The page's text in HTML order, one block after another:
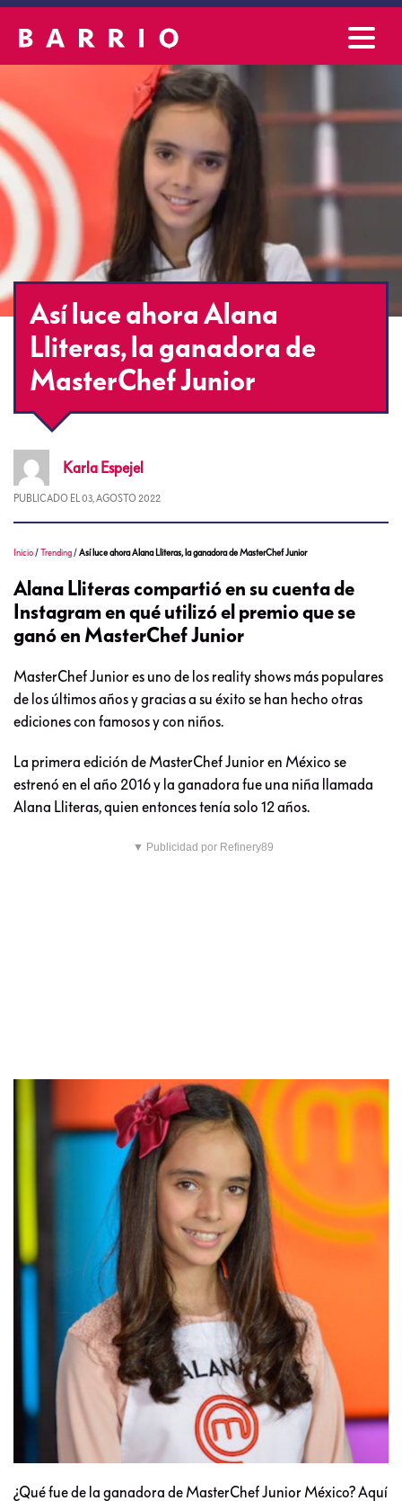
Así luce ahora Alana
Lliteras, la ganadora de
MasterChef Junior
Karla Espejel
PUBLICADO EL 03, AGOSTO 2022
Inicio /Trending /Así luce ahora Alana Lliteras, la ganadora de MasterChef Junior
Alana Lliteras compartió en su cuenta de
Instagram en qué utilizó el premio que se
ganó en MasterChef Junior
MasterChef Junior es uno de los reality shows más populares
de los últimos años y gracias a su éxito se han hecho otras
ediciones con famosos y con niños.
La primera edición de MasterChef Junior en México se
estrenó en el año 2016 y la ganadora fue una niña llamada
Alana Lliteras, quien entonces tenía solo 12 años.
▼ Publicidad por Refinery89
¿Qué fue de la ganadora de MasterChef Junior México? Aquí